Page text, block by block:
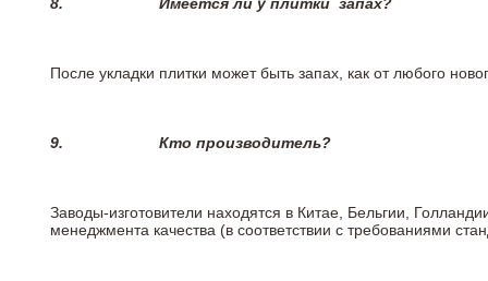
8. Имеется ли у плитки запах?
После укладки плитки может быть запах, как от любого
9. Кто производитель?
Заводы-изготовители находятся в Китае, Бельгии,
менеджмента качества (в соответствии с требованиями